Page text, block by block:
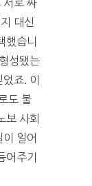
서로 싸
대신
했습니
성됐는
죠. 이
도 불
보 사회
일어
어주기